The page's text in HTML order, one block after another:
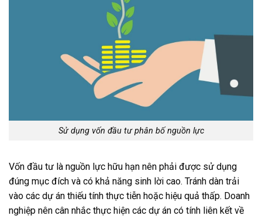
Sử dụng vốn đầu tư phân bố nguồn lực
Vốn đầu tư là nguồn lực hữu hạn nên phải được sử dụng
đúng mục đích và có khả năng sinh lời cao. Tránh dàn trải
vào các dự án thiếu tính thực tiễn hoặc hiệu quả thấp. Doanh
nghiệp nên cân nhắc thực hiện các dự án có tính liên kết về